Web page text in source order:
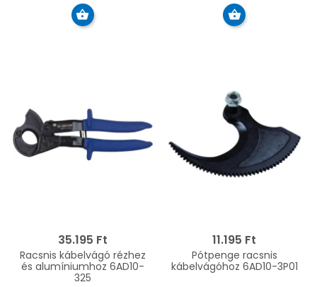
35.195 Ft
Racsnis kábelvágó rézhez
és alumíniumhoz 6AD10-
325
11.195 Ft
Pótpenge racsnis
kábelvágóhoz 6AD10-3P01